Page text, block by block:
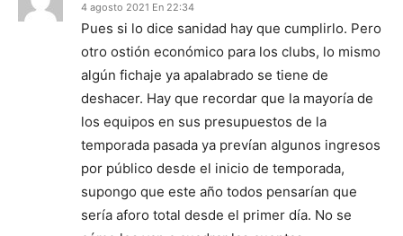
4 agosto 2021 En 22:34
Pues si lo dice sanidad hay que cumplirlo. Pero
otro ostión económico para los clubs, lo mismo
algún fichaje ya apalabrado se tiene de
deshacer. Hay que recordar que la mayoría de
los equipos en sus presupuestos de la
temporada pasada ya prevían algunos ingresos
por público desde el inicio de temporada,
supongo que este año todos pensarían que
sería aforo total desde el primer día. No se